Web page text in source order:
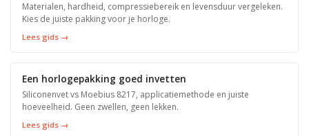
Materialen, hardheid, compressiebereik en levensduur vergeleken.
Kies de juiste pakking voor je horloge.
Lees gids →
Een horlogepakking goed invetten
Siliconenvet vs Moebius 8217, applicatiemethode en juiste
hoeveelheid. Geen zwellen, geen lekken.
Lees gids →